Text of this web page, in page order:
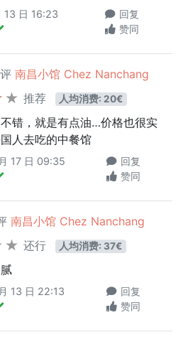
13 日 16:23
回复
赞同
南昌小馆 Chez Nanchang
推荐
人均消费: 20€
错，就是有点油…价格也很实
人去吃的中餐馆
17 日 09:35
回复
赞同
南昌小馆 Chez Nanchang
还行
人均消费: 37€
13 日 22:13
回复
赞同